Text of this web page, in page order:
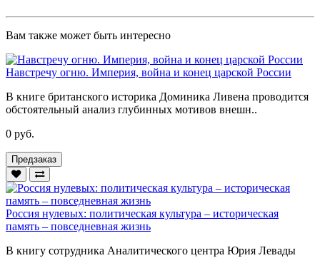
Вам также может быть интересно
Навстречу огню. Империя, война и конец царской России
В книге британского историка Доминика Ливена проводится
обстоятельный анализ глубинных мотивов внешн..
0 руб.
Предзаказ
Россия нулевых: политическая культура – историческая
память – повседневная жизнь
В книгу сотрудника Аналитического центра Юрия Левады